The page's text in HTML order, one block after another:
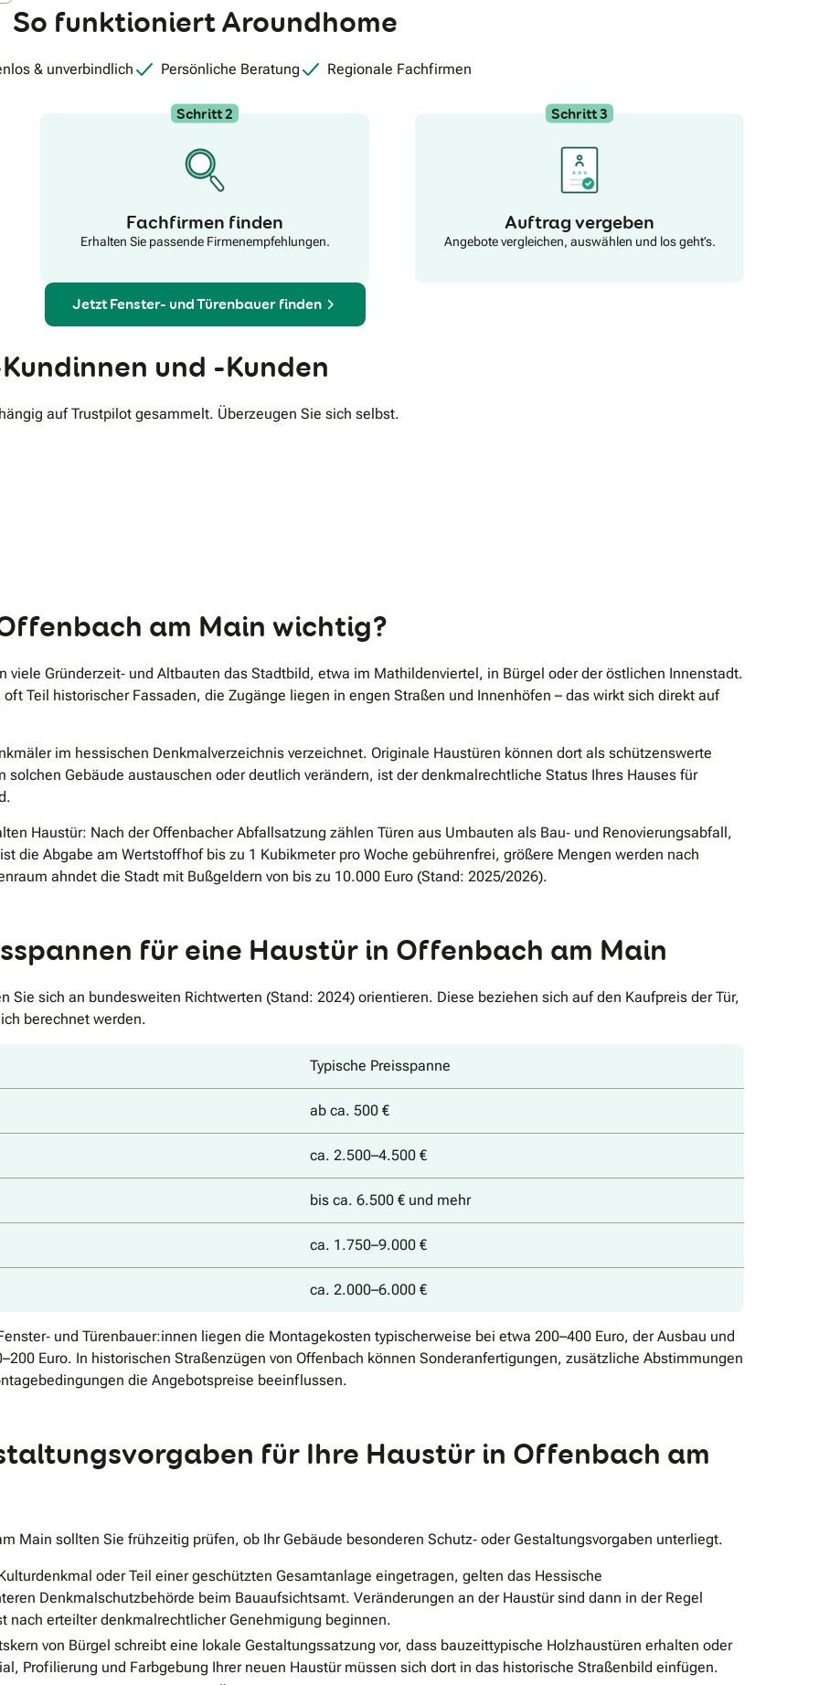
So funktioniert Aroundhome
& unverbindlich Persönliche Beratung Regionale Fachfirmen
Schritt 2
Fachfirmen finden
Erhalten Sie passende Firmenempfehlungen.
Schritt 3
Auftrag vergeben
Angebote vergleichen, auswählen und los geht’s.
Jetzt Fenster- und Türenbauer finden
und -Kunden
auf Trustpilot gesammelt. Überzeugen Sie sich selbst.
am Main wichtig?
viele Gründerzeit‐ und Altbauten das Stadtbild, etwa im Mathildenviertel, in Bürgel oder der östlichen Innenstadt.
Teil historischer Fassaden, die Zugänge liegen in engen Straßen und Innenhöfen – das wirkt sich direkt auf
im hessischen Denkmalverzeichnis verzeichnet. Originale Haustüren können dort als schützenswerte
Gebäude austauschen oder deutlich verändern, ist der denkmalrechtliche Status Ihres Hauses für
Haustür: Nach der Offenbacher Abfallsatzung zählen Türen aus Umbauten als Bau‐ und Renovierungsabfall,
die Abgabe am Wertstoffhof bis zu 1 Kubikmeter pro Woche gebührenfrei, größere Mengen werden nach
ahndet die Stadt mit Bußgeldern von bis zu 10.000 Euro (Stand: 2025/2026).
für eine Haustür in Offenbach am Main
Sie sich an bundesweiten Richtwerten (Stand: 2024) orientieren. Diese beziehen sich auf den Kaufpreis der Tür,
berechnet werden.
Typische Preisspanne
ab ca. 500 €
ca. 2.500–4.500 €
bis ca. 6.500 € und mehr
ca. 1.750–9.000 €
ca. 2.000–6.000 €
und Türenbauer:innen liegen die Montagekosten typischerweise bei etwa 200–400 Euro, der Ausbau und
Euro. In historischen Straßenzügen von Offenbach können Sonderanfertigungen, zusätzliche Abstimmungen
die Angebotspreise beeinflussen.
für Ihre Haustür in Offenbach am
Main sollten Sie frühzeitig prüfen, ob Ihr Gebäude besonderen Schutz‐ oder Gestaltungsvorgaben unterliegt.
oder Teil einer geschützten Gesamtanlage eingetragen, gelten das Hessische
Denkmalschutzbehörde beim Bauaufsichtsamt. Veränderungen an der Haustür sind dann in der Regel
erteilter denkmalrechtlicher Genehmigung beginnen.
von Bürgel schreibt eine lokale Gestaltungssatzung vor, dass bauzeittypische Holzhaustüren erhalten oder
Profilierung und Farbgebung Ihrer neuen Haustür müssen sich dort in das historische Straßenbild einfügen.